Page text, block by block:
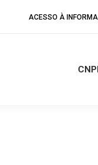
ACESSO À